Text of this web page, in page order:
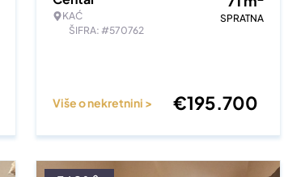
KAĆ
ŠIFRA: #570762
SPRATNA
Više o nekretnini > €195.700